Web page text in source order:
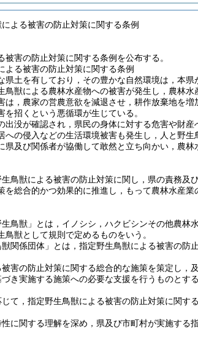
よる被害の防止対策に関する条例
害の防止対策に関する条例を公布する。
よる被害の防止対策に関する条例
土を有しており，その豊かな自然環境は，本
鳥獣による農林水産物への被害が発生し，農林水
は，農家の営農意欲を減退させ，耕作放棄地を
招くという悪循環が生じている。
出没が確認され，県民の身体に対する危害や財
への侵入などの生活環境被害も発生し，人と野
県及び関係者が協働して敢然と立ち向かい，農
鳥獣による被害の防止対策に関し，県の責務
を総合的かつ効果的に推進し，もって農林水産
鳥獣」とは，イノシシ，ハクビシンその他農林
獣として規則で定めるものをいう。
関係団体」とは，指定野生鳥獣による被害の防
害の防止対策に関する総合的な施策を策定し，
き実施する施策への必要な支援を行うものとする
て，指定野生鳥獣による被害の防止対策に関す
に関する理解を深め，県及び市町村が実施す